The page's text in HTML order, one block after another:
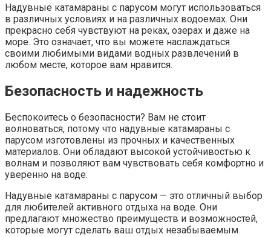
Надувные катамараны с парусом могут использоваться
в различных условиях и на различных водоемах. Они
прекрасно себя чувствуют на реках, озерах и даже на
море. Это означает, что вы можете наслаждаться
своими любимыми видами водных развлечений в
любом месте, которое вам нравится.
Безопасность и надежность
Беспокоитесь о безопасности? Вам не стоит
волноваться, потому что надувные катамараны с
парусом изготовлены из прочных и качественных
материалов. Они обладают высокой устойчивостью к
волнам и позволяют вам чувствовать себя комфортно и
уверенно на воде.
Надувные катамараны с парусом — это отличный выбор
для любителей активного отдыха на воде. Они
предлагают множество преимуществ и возможностей,
которые могут сделать ваш отдых незабываемым.